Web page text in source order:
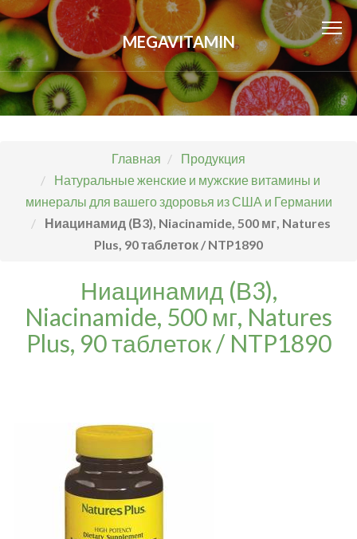
MEGAVITAMIN
Главная
Продукция
Натуральные женские и мужские витамины и
минералы для вашего здоровья из США и Германии
Ниацинамид (В3), Niacinamide, 500 мг, Natures
Plus, 90 таблеток / NTP1890
Ниацинамид (В3),
Niacinamide, 500 мг, Natures
Plus, 90 таблеток / NTP1890